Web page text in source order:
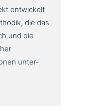
ent­wickelt
die das
und die
unter­